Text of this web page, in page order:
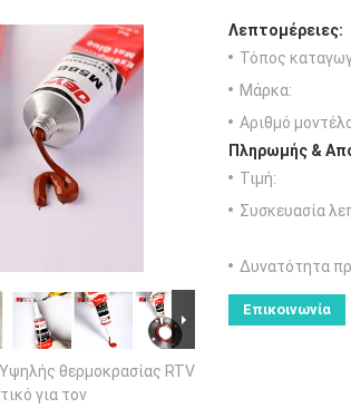
Υψηλής θερμοκρασίας RTV
για τον
Λεπτομέρειες:
Τόπος
Μάρκα:
Αριθμό
Πληρωμής &
Τιμή:
Συσκευασία
Δυνατότητα
Επικοινωνία